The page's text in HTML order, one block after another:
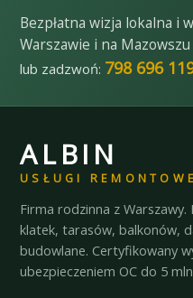
Bezpłatna wizja lokalna i
Warszawie i na
lub zadzwoń: 798 696
ALBIN
USŁUGI REMONTOWE
Firma rodzinna z Warszawy.
klatek, tarasów, balkonów,
budowlane. Certyfikowany
ubezpieczeniem OC do 5 mln